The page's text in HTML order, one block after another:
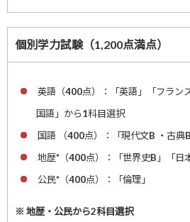
個別学力試験（1,200点満点）
英語（400点）：「英語」「フラン
国語」から1科目選択
国語 （400点）：「現代文B ・古典B
地歴*（400点）：「世界史B」「日
公民*（400点）：「倫理」
※ 地歴・公民から2科目選択